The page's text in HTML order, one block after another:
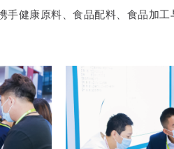
手健康原料、食品配料、食品加